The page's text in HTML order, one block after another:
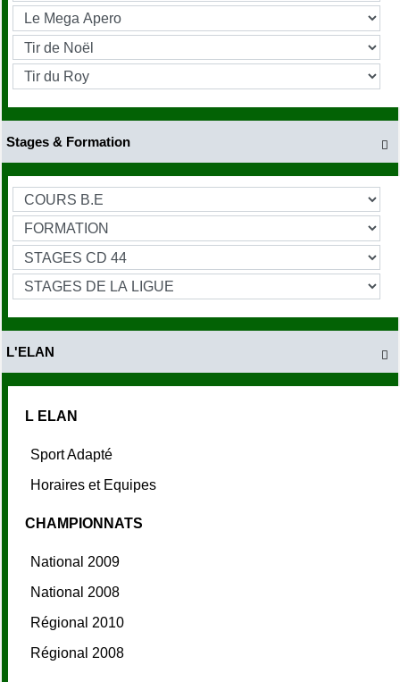

Stages & Formation

L'ELAN
L ELAN
Sport Adapté
Horaires et Equipes
CHAMPIONNATS
National 2009
National 2008
Régional 2010
Régional 2008